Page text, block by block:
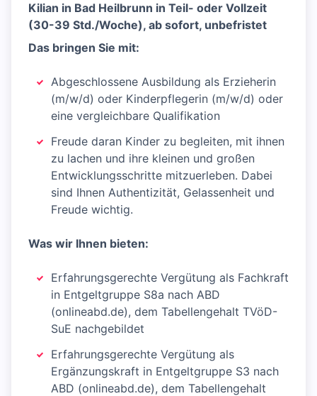
Kilian in Bad Heilbrunn in Teil- oder Vollzeit
(30-39 Std./Woche), ab sofort, unbefristet
Das bringen Sie mit:
Abgeschlossene Ausbildung als Erzieherin
(m/w/d) oder Kinderpflegerin (m/w/d) oder
eine vergleichbare Qualifikation
Freude daran Kinder zu begleiten, mit ihnen
zu lachen und ihre kleinen und großen
Entwicklungsschritte mitzuerleben. Dabei
sind Ihnen Authentizität, Gelassenheit und
Freude wichtig.
Was wir Ihnen bieten:
Erfahrungsgerechte Vergütung als Fachkraft
in Entgeltgruppe S8a nach ABD
(onlineabd.de), dem Tabellengehalt TVöD-
SuE nachgebildet
Erfahrungsgerechte Vergütung als
Ergänzungskraft in Entgeltgruppe S3 nach
ABD (onlineabd.de), dem Tabellengehalt